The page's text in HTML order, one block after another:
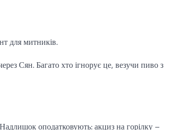
для митників.
Сян. Багато хто ігнорує це, везучи пиво з
оподатковують: акциз на горілку –